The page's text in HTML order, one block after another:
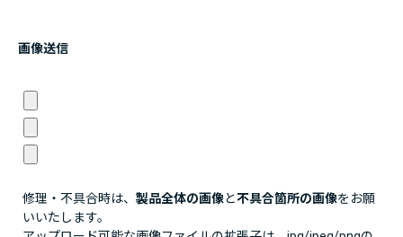
画像送信
修理・不具合時は、 製品全体の画像と不具合箇所の画像をお願
いいたします。